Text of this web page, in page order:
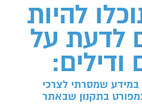
להיות
לדעת על
שמסרתי לצרכי
בתקנון שבאתר